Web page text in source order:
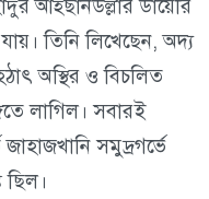
আহ্ছানউল্লার ডায়েরি
তিনি লিখেছেন, অদ্য
অস্থির ও বিচলিত
লাগিল। সবারই
সমুদ্রগর্ভে